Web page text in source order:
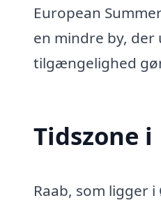
European
en mindre by,
tilgængelighed
Tidszone i
Raab, som ligger